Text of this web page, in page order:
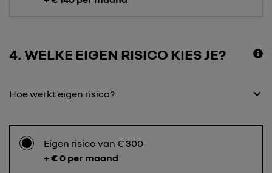
4 WELKE EIGEN RISICO KIES JE?
Hoe werkt eigen risico?
Eigen risico van € 300
+ € 0 per maand